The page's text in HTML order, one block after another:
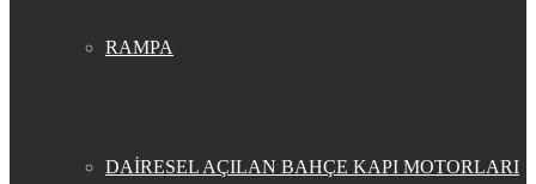
RAMPA
DAİRESEL AÇILAN BAHÇE KAPI MOTORLARI